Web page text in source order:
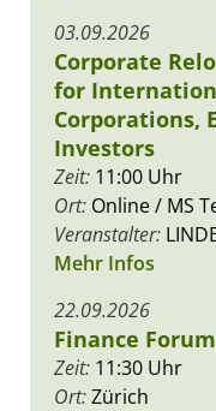
03.09.2026
Corporate
for
Corporations,
Investors
Zeit: 11:00 Uhr
Ort: Online / MS
Veranstalter:
Mehr Infos
22.09.2026
Finance
Zeit: 11:30 Uhr
Ort:Zürich